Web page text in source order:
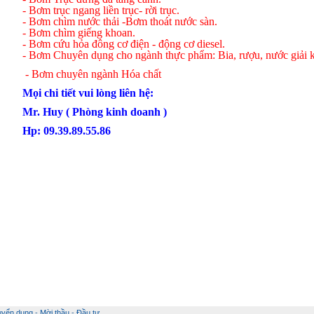
- Bơm trục ngang liền trục- rời trục.
- Bơm chìm nước thải -Bơm thoát nước sàn.
- Bơm chìm giếng khoan.
- Bơm cứu hỏa đông cơ điện - động cơ diesel.
- Bơm Chuyên dụng cho ngành thực phẩm: Bia, rượu, nước giải
- Bơm chuyên ngành Hóa chất
Mọi chi tiết vui lòng liên hệ:
Mr. Huy ( Phòng kinh doanh )
Hp: 09.39.89.55.86